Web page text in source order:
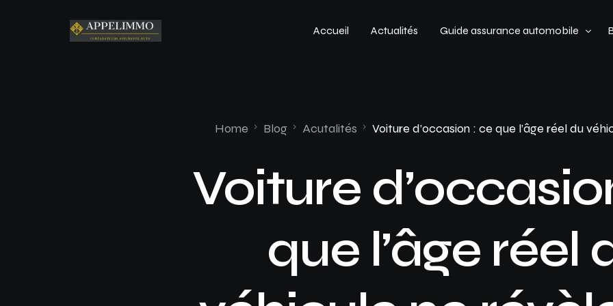
Accueil Actualités Guide assurance automobile
Profil de conducteur
Home Blog Acutalités Voiture d’occasion : ce que l’âge réel du
Voiture
que l’âge réel